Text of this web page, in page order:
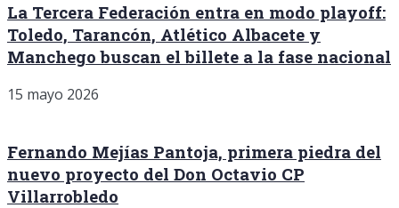
La Tercera Federación entra en modo playoff:
Toledo, Tarancón, Atlético Albacete y
Manchego buscan el billete a la fase nacional
15 mayo 2026
Fernando Mejías Pantoja, primera piedra del
nuevo proyecto del Don Octavio CP
Villarrobledo